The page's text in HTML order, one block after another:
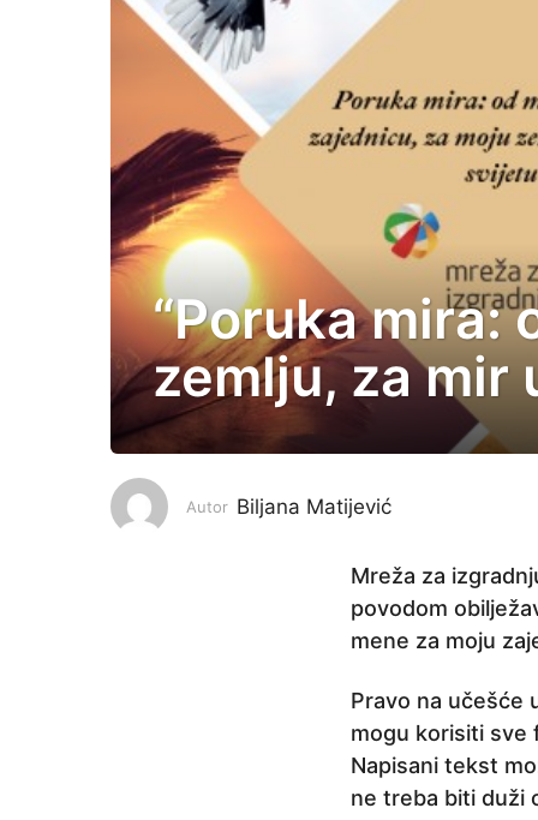
4
g
o
d
e
p
“Poruka mira:
zemlju, za mir
Autor Biljana Matijević
Mreža za
povodom
mene za moju
Pravo na učešće
mogu korisiti sve
Napisani tekst
ne treba biti duži